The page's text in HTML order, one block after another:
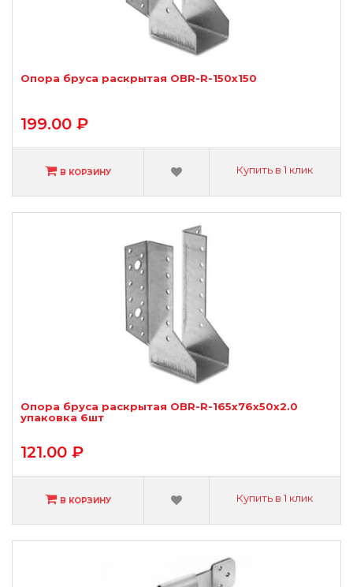
Опора бруса раскрытая OBR-R-150х150
199.00 ₽
В КОРЗИНУ Купить в 1 клик
Опора бруса раскрытая OBR-R-165х76х50х2.0
упаковка 6шт
121.00 ₽
В КОРЗИНУ Купить в 1 клик